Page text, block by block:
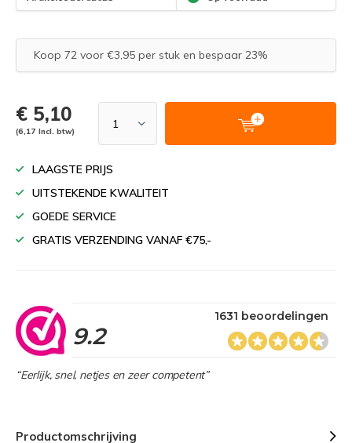
Koop 72 voor €3,95 per stuk en bespaar 23%
€ 5,10
(6,17 Incl. btw)
LAAGSTE PRIJS
UITSTEKENDE KWALITEIT
GOEDE SERVICE
GRATIS VERZENDING VANAF €75,-
9.2
1631 beoordelingen
“Eerlijk, snel, netjes en zeer competent”
Productomschrijving